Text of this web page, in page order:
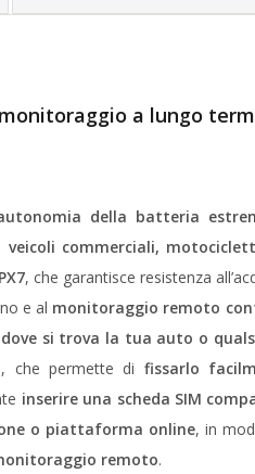
a lungo
della batteria
commerciali,
, che garantisce resistenza
e al monitoraggio remoto
si trova la tua auto o
, che permette di fissarlo
inserire una scheda SIM
o piattaforma online, in
remoto.